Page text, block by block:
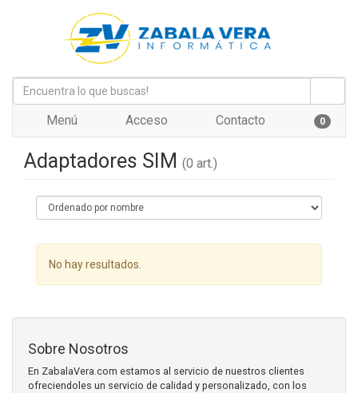
Menú Acceso Contacto 0
Adaptadores SIM (0 art.)
No hay resultados.
Sobre Nosotros
En ZabalaVera.com estamos al servicio de nuestros clientes
ofreciendoles un servicio de calidad y personalizado, con los